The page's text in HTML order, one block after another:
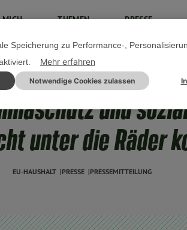
MICH THEMEN PRESSE
16. JULI 2025
und
unter die Räder
EU-HAUSHALT PRESSE PRESSEMITTEILUNG
Speicherung zu Performance-,
Mehr erfahren
Notwendige Cookies zulassen